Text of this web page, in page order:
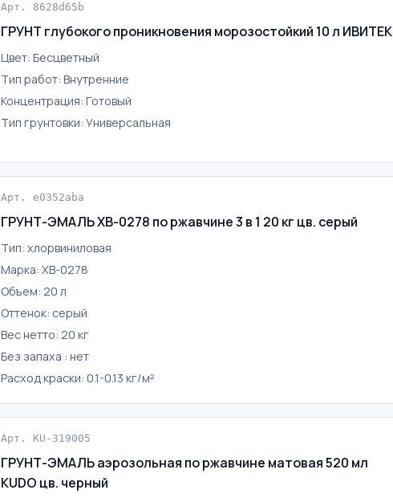
Арт. 8628d65b
ГРУНТ глубокого проникновения морозостойкий 10 л ИВИТЕК
Цвет: Бесцветный
Тип работ: Внутренние
Концентрация: Готовый
Тип грунтовки: Универсальная
Арт. e0352aba
ГРУНТ-ЭМАЛЬ ХВ-0278 по ржавчине 3 в 1 20 кг цв. серый
Тип: хлорвиниловая
Марка: ХВ-0278
Объем: 20 л
Оттенок: серый
Вес нетто: 20 кг
Без запаха : нет
Расход краски: 0.1-0.13 кг/м²
Арт. KU-319005
ГРУНТ-ЭМАЛЬ аэрозольная по ржавчине матовая 520 мл
KUDO цв. черный